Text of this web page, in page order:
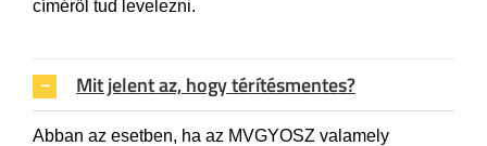
címéről tud levelezni.
Mit jelent az, hogy térítésmentes?
Abban az esetben, ha az MVGYOSZ valamely